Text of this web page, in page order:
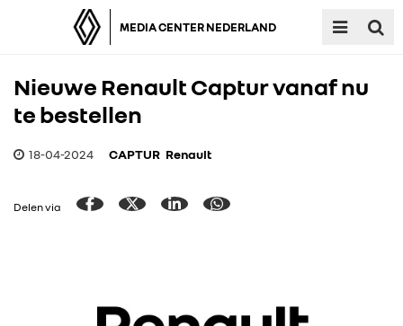
MEDIA CENTER NEDERLAND
Nieuwe Renault Captur vanaf nu
te bestellen
18-04-2024 CAPTUR Renault
Delen via